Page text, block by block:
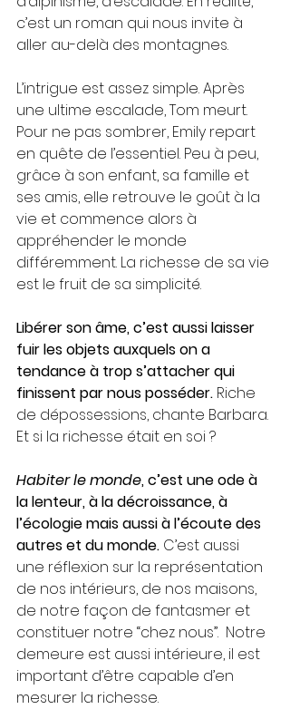
c’est un roman qui nous invite à
aller au-delà des montagnes.
L’intrigue est assez simple. Après
une ultime escalade, Tom meurt.
Pour ne pas sombrer, Emily repart
en quête de l’essentiel. Peu à peu,
grâce à son enfant, sa famille et
ses amis, elle retrouve le goût à la
vie et commence alors à
appréhender le monde
différemment. La richesse de sa vie
est le fruit de sa simplicité.
Libérer son âme, c’est aussi laisser
fuir les objets auxquels on a
tendance à trop s’attacher qui
finissent par nous posséder. Riche
de dépossessions, chante Barbara.
Et si la richesse était en soi ?
Habiter le monde, c’est une ode à
la lenteur, à la décroissance, à
l’écologie mais aussi à l’écoute des
autres et du monde. C’est aussi
une réflexion sur la représentation
de nos intérieurs, de nos maisons,
de notre façon de fantasmer et
constituer notre “chez nous”.  Notre
demeure est aussi intérieure, il est
important d’être capable d’en
mesurer la richesse.